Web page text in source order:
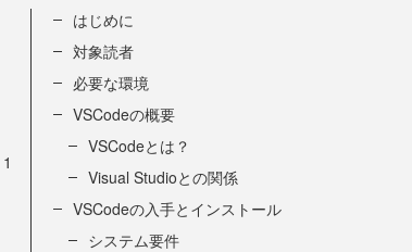
1
はじめに
対象読者
必要な環境
VSCodeの概要
VSCodeとは？
Visual Studioとの関係
VSCodeの入手とインストール
システム要件